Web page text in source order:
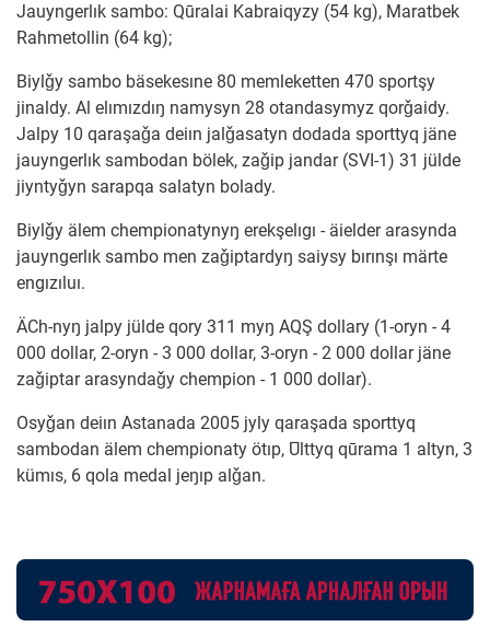
Jauyngerlık sambo: Qūralai Kabraiqyzy (54 kg), Maratbek
Rahmetollin (64 kg);
Biylǧy sambo bäsekesıne 80 memleketten 470 sportşy
jinaldy. Al elımızdıŋ namysyn 28 otandasymyz qorǧaidy.
Jalpy 10 qaraşaǧa deiın jalǧasatyn dodada sporttyq jäne
jauyngerlık sambodan bölek, zaǧip jandar (SVI-1) 31 jülde
jiyntyǧyn sarapqa salatyn bolady.
Biylǧy älem chempionatynyŋ erekşelıgı - äielder arasynda
jauyngerlık sambo men zaǧiptardyŋ saiysy bırınşı märte
engızıluı.
ÄCh-nyŋ jalpy jülde qory 311 myŋ AQŞ dollary (1-oryn - 4
000 dollar, 2-oryn - 3 000 dollar, 3-oryn - 2 000 dollar jäne
zaǧiptar arasyndaǧy chempion - 1 000 dollar).
Osyǧan deiın Astanada 2005 jyly qaraşada sporttyq
sambodan älem chempionaty ötıp, Ūlttyq qūrama 1 altyn, 3
kümıs, 6 qola medal jeŋıp alǧan.